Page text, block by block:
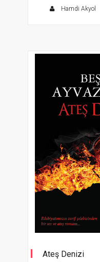
Hamdi Akyol
Ateş Denizi